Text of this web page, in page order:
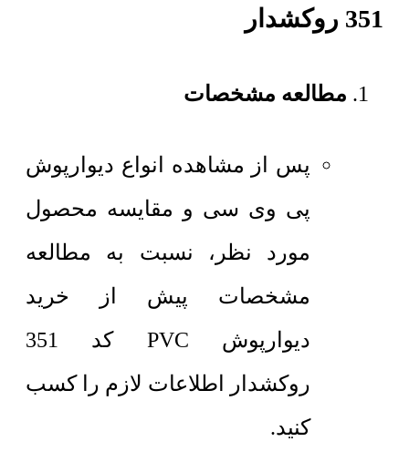
351 روکشدار
مطالعه مشخصات
پس از مشاهده انواع دیوارپوش
پی وی سی و مقایسه محصول
مورد نظر، نسبت به مطالعه
مشخصات پیش از خرید
دیوارپوش PVC کد 351
روکشدار اطلاعات لازم را کسب
کنید.